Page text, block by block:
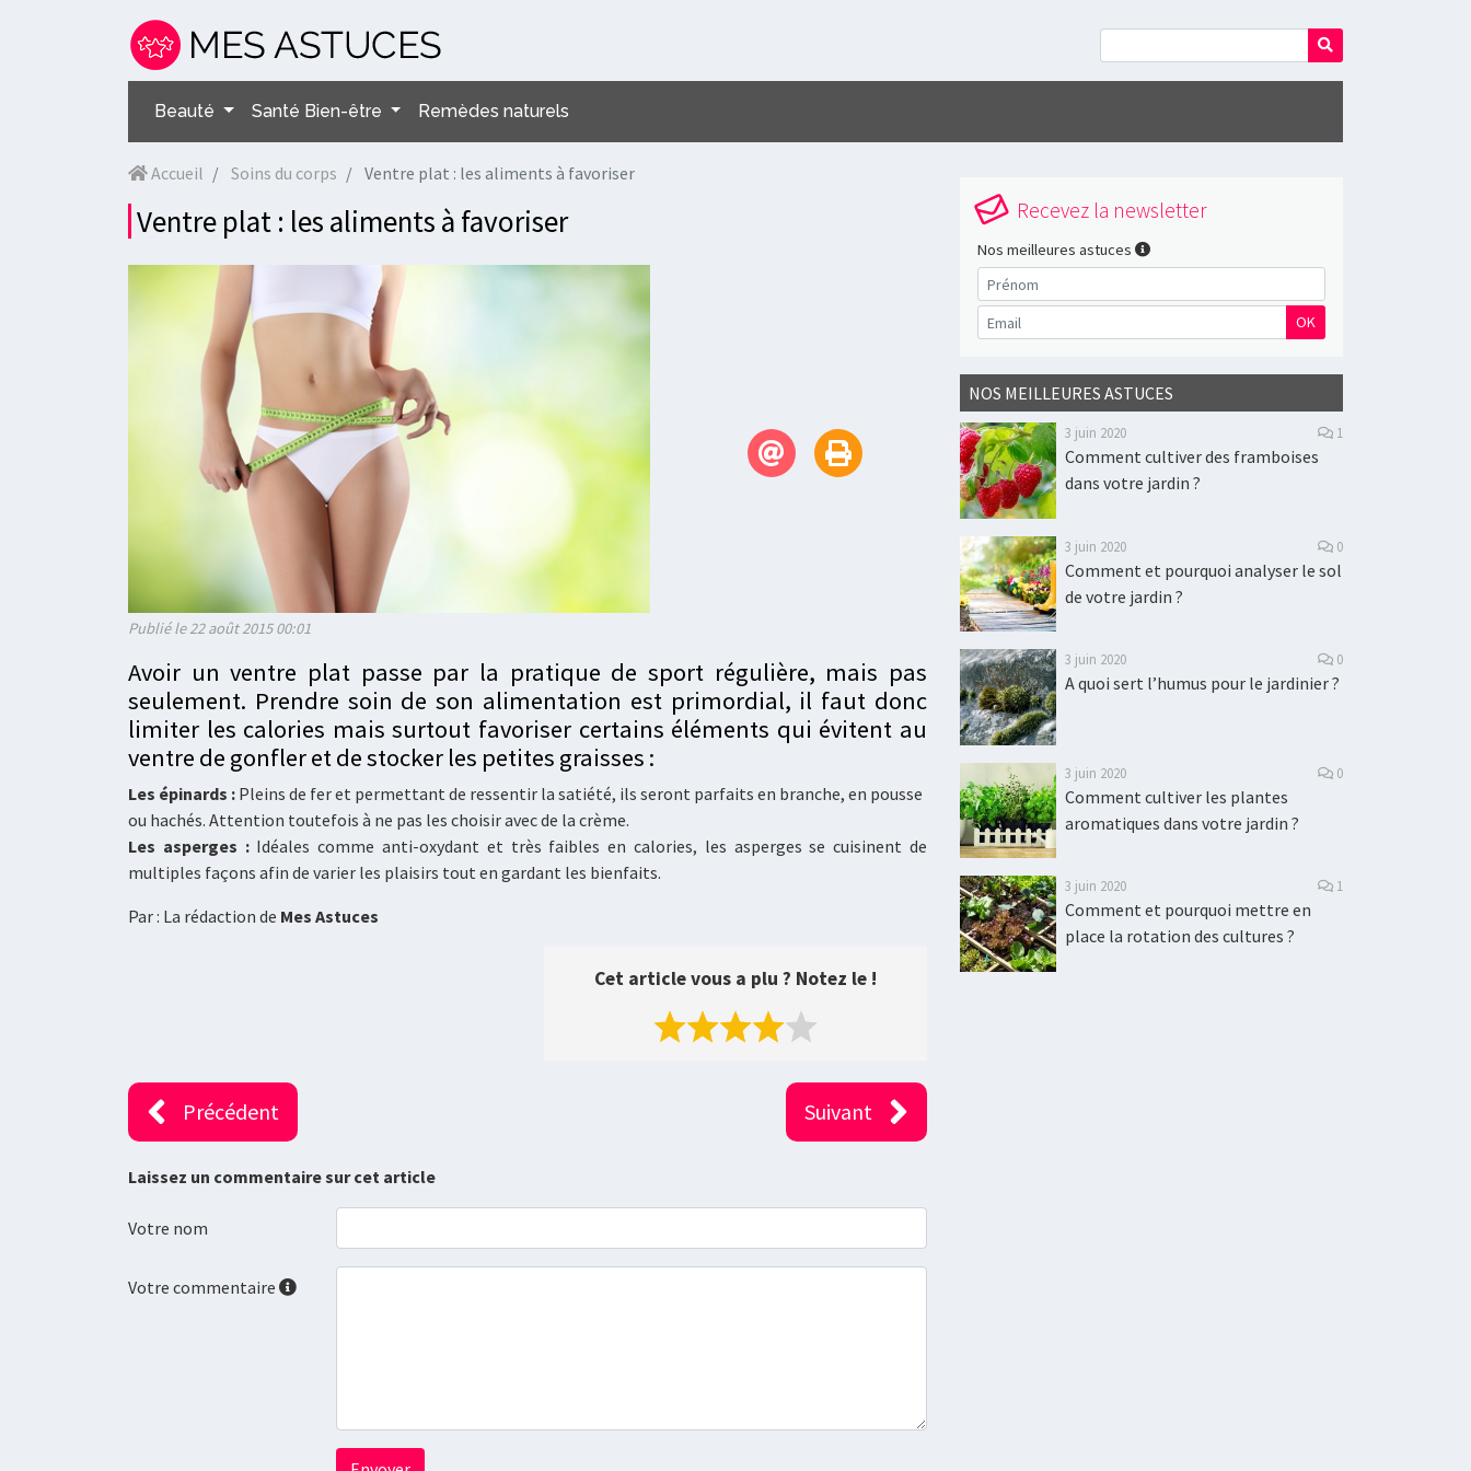
Beauté Santé Bien-être Remèdes naturels
Accueil Soins du corps Ventre plat : les aliments à favoriser
Ventre plat : les aliments à favoriser
Publié le 22 août 2015 00:01
Avoir un ventre plat passe par la pratique de sport régulière, mais pas
seulement. Prendre soin de son alimentation est primordial, il faut donc
limiter les calories mais surtout favoriser certains éléments qui évitent au
ventre de gonfler et de stocker les petites graisses :
Les épinards : Pleins de fer et permettant de ressentir la satiété, ils seront parfaits en branche, en pousse
ou hachés. Attention toutefois à ne pas les choisir avec de la crème.
Les asperges :Idéales comme anti-oxydant et très faibles en calories, les asperges se cuisinent de
multiples façons afin de varier les plaisirs tout en gardant les bienfaits.
Par : La rédaction de Mes Astuces
Cet article vous a plu ? Notez le !
Précédent Suivant
Laissez un commentaire sur cet article
Votre nom
Votre commentaire
Recevez la newsletter
Nos meilleures astuces
OK
NOS MEILLEURES ASTUCES
3 juin 2020 1
Comment cultiver des framboises
dans votre jardin ?
3 juin 2020 0
Comment et pourquoi analyser le sol
de votre jardin ?
3 juin 2020 0
A quoi sert l’humus pour le jardinier ?
3 juin 2020 0
Comment cultiver les plantes
aromatiques dans votre jardin ?
3 juin 2020 1
Comment et pourquoi mettre en
place la rotation des cultures ?